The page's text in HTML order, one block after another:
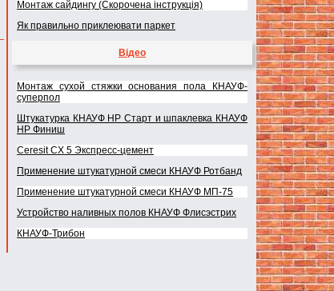
Монтаж сайдингу (Скорочена інструкція)
Як правильно приклеювати паркет
Відео
Монтаж сухой стяжки основания пола КНАУФ-
суперпол
Штукатурка КНАУФ НР Старт и шпаклевка КНАУФ
НР Финиш
Ceresit CX 5 Экспресс-цемент
Применение штукатурной смеси КНАУФ Ротбанд
Применение штукатурной смеси КНАУФ МП-75
Устройство наливных полов КНАУФ Флисэстрих
КНАУФ-Трибон